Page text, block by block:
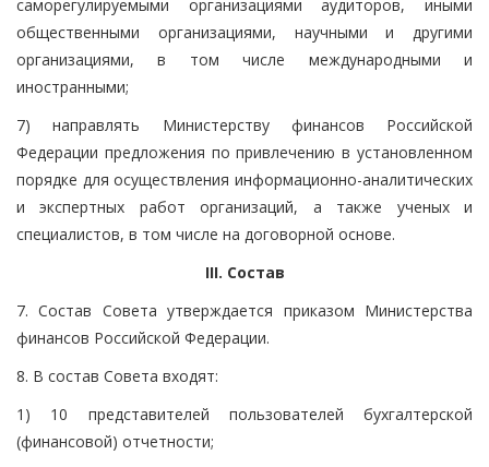
саморегулируемыми организациями аудиторов, иными
общественными организациями, научными и другими
организациями, в том числе международными и
иностранными;
7) направлять Министерству финансов Российской
Федерации предложения по привлечению в установленном
порядке для осуществления информационно-аналитических
и экспертных работ организаций, а также ученых и
специалистов, в том числе на договорной основе.
III. Состав
7. Состав Совета утверждается приказом Министерства
финансов Российской Федерации.
8. В состав Совета входят:
1) 10 представителей пользователей бухгалтерской
(финансовой) отчетности;